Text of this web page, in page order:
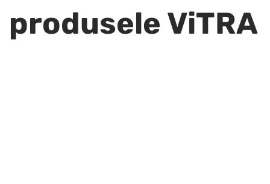
produsele ViTRA